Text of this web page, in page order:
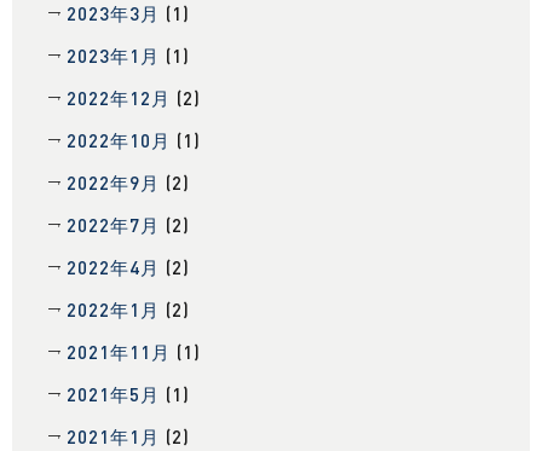
2023年3月 (1)
2023年1月 (1)
2022年12月 (2)
2022年10月 (1)
2022年9月 (2)
2022年7月 (2)
2022年4月 (2)
2022年1月 (2)
2021年11月 (1)
2021年5月 (1)
2021年1月 (2)